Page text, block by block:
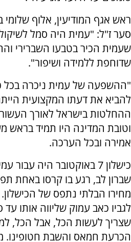
ראש אגף המודיעין, אלוף
סער ז"ל: "עמית היה סמל
שעמית הכיר בטבעו השברירי
שדוחפת ללמידה ושיפור".
"ההשפעה של עמית ניכרה בכל
להביא את דעתו המקצועית
ההחלטות בישראל לאורך
וטובת המדינה היו תמיד בראש
אמירה ובכל הערכה.
כישלון 7 באוקטובר היה
שברון לב, רגע בו קרסו באחת
מחירו הבלתי נתפס של
לגביו כאב עמוק שליווה אותו עד
שצריך לעשות הכל, אבל הכל,
הכרעת חמאס והשבת